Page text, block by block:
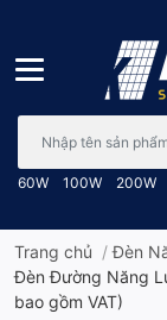
60W 100W 200W
Trang chủ /Đèn
Đèn Đường Năng
bao gồm VAT)